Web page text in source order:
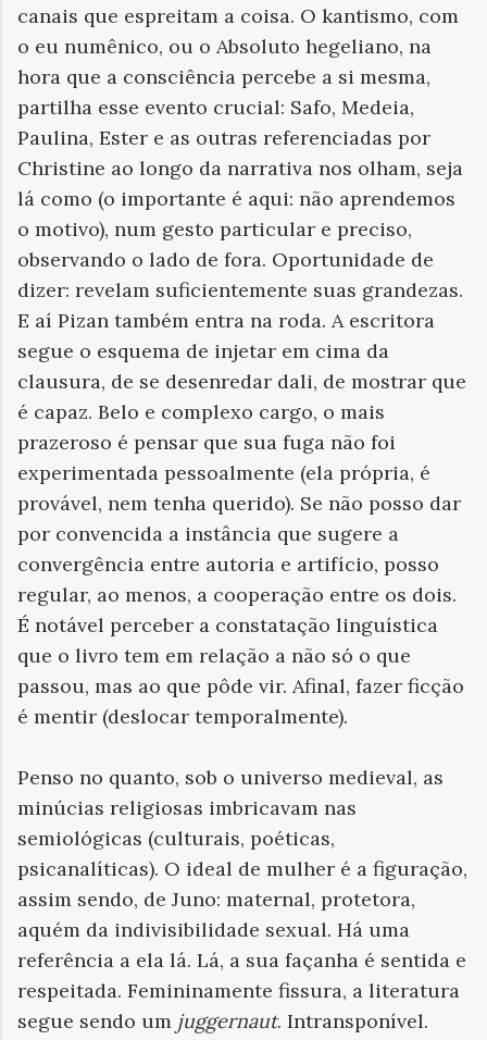
canais que espreitam a coisa. O kantismo, com
o eu numênico, ou o Absoluto hegeliano, na
hora que a consciência percebe a si mesma,
partilha esse evento crucial: Safo, Medeia,
Paulina, Ester e as outras referenciadas por
Christine ao longo da narrativa nos olham, seja
lá como (o importante é aqui: não aprendemos
o motivo), num gesto particular e preciso,
observando o lado de fora. Oportunidade de
dizer: revelam suficientemente suas grandezas.
E aí Pizan também entra na roda. A escritora
segue o esquema de injetar em cima da
clausura, de se desenredar dali, de mostrar que
é capaz. Belo e complexo cargo, o mais
prazeroso é pensar que sua fuga não foi
experimentada pessoalmente (ela própria, é
provável, nem tenha querido). Se não posso dar
por convencida a instância que sugere a
convergência entre autoria e artifício, posso
regular, ao menos, a cooperação entre os dois.
É notável perceber a constatação linguística
que o livro tem em relação a não só o que
passou, mas ao que pôde vir. Afinal, fazer ficção
é mentir (deslocar temporalmente).
Penso no quanto, sob o universo medieval, as
minúcias religiosas imbricavam nas
semiológicas (culturais, poéticas,
psicanalíticas). O ideal de mulher é a figuração,
assim sendo, de Juno: maternal, protetora,
aquém da indivisibilidade sexual. Há uma
referência a ela lá. Lá, a sua façanha é sentida e
respeitada. Femininamente fissura, a literatura
segue sendo um juggernaut. Intransponível.